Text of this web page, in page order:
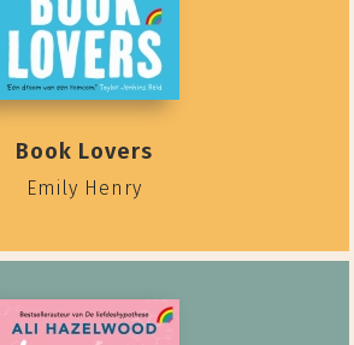
Book Lovers
Emily Henry